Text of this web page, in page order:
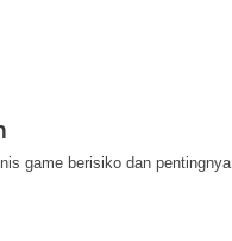
game berisiko dan pentingnya